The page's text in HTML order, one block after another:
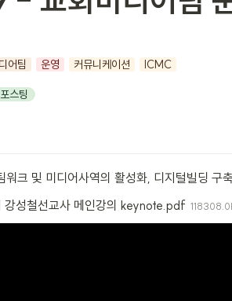
어팀 운영 커뮤니케이션 ICMC
포스팅
크 및 미디어사역의 활성화, 디지털빌딩
메인강의 keynote.pdf